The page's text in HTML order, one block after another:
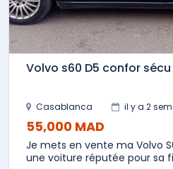
Volvo s60 D5 confor
Casablanca il y a 2
55,000 MAD
Je mets en vente ma Volvo
une voiture réputée pour sa